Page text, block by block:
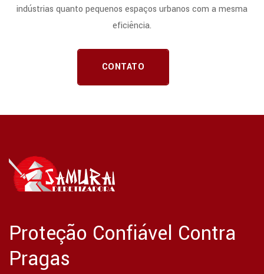
indústrias quanto pequenos espaços urbanos com a mesma
eficiência.
CONTATO
Proteção Confiável Contra
Pragas